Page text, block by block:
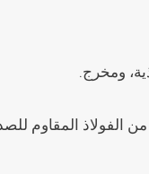
الفولاذ المقاوم